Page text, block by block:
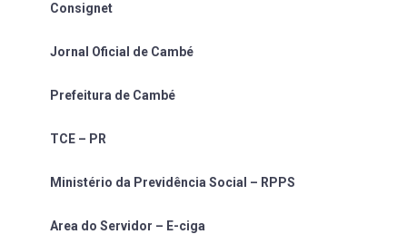
Consignet
Jornal Oficial de Cambé
Prefeitura de Cambé
TCE – PR
Ministério da Previdência Social – RPPS
Area do Servidor – E-ciga